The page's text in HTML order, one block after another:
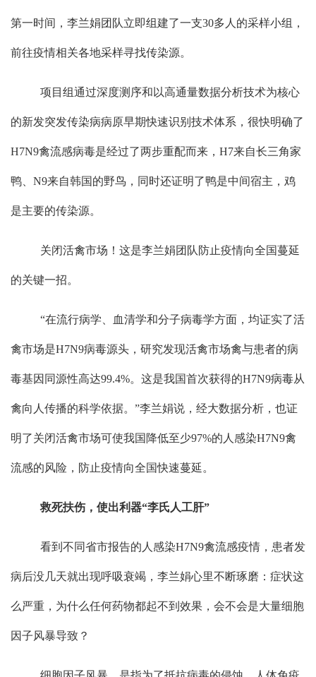
第一时间，李兰娟团队立即组建了一支30多人的采样小组，
前往疫情相关各地采样寻找传染源。
项目组通过深度测序和以高通量数据分析技术为核心
的新发突发传染病病原早期快速识别技术体系，很快明确了
H7N9禽流感病毒是经过了两步重配而来， H7来自长三角家
鸭、 N9来自韩国的野鸟，同时还证明了鸭是中间宿主，鸡
是主要的传染源。
关闭活禽市场！这是李兰娟团队防止疫情向全国蔓延
的关键一招。
“在流行病学、血清学和分子病毒学方面，均证实了活
禽市场是H7N9病毒源头，研究发现活禽市场禽与患者的病
毒基因同源性高达99.4%。这是我国首次获得的H7N9病毒从
禽向人传播的科学依据。 ”李兰娟说，经大数据分析，也证
明了关闭活禽市场可使我国降低至少97%的人感染H7N9禽
流感的风险，防止疫情向全国快速蔓延。
救死扶伤，使出利器“李氏人工肝”
看到不同省市报告的人感染H7N9禽流感疫情，患者发
病后没几天就出现呼吸衰竭，李兰娟心里不断琢磨：症状这
么严重，为什么任何药物都起不到效果，会不会是大量细胞
因子风暴导致？